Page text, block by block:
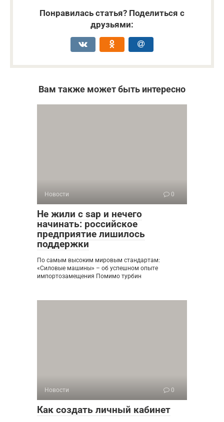
Понравилась статья? Поделиться с
друзьями:
Вам также может быть интересно
Новости 0
Не жили с sap и нечего
начинать: российское
предприятие лишилось
поддержки
По самым высоким мировым стандартам:
«Силовые машины» – об успешном опыте
импортозамещения Помимо турбин
Новости 0
Как создать личный кабинет